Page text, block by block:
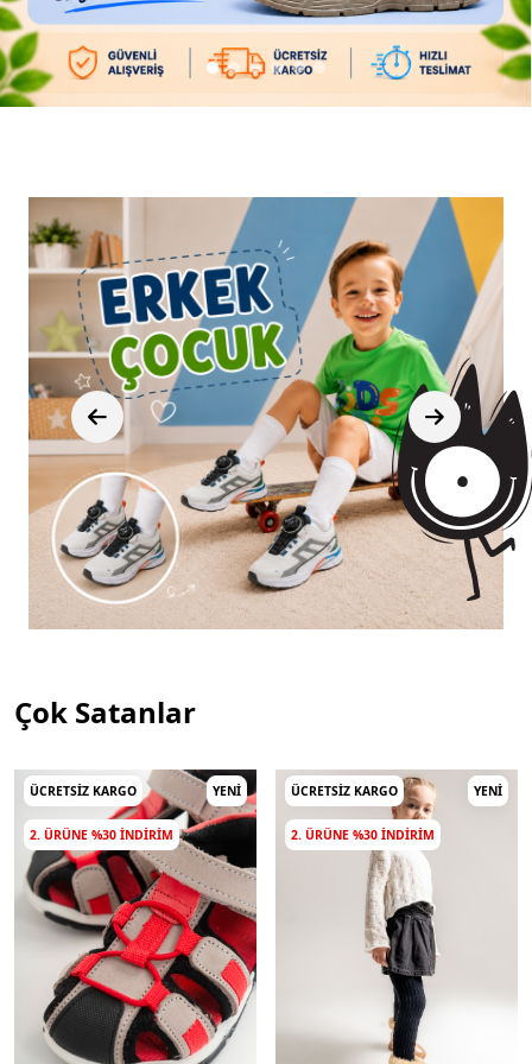
Çok Satanlar
ÜCRETSIZ KARGO YENI
2. ÜRÜNE %30 INDIRIM
ÜCRETSIZ KARGO YENI
2. ÜRÜNE %30 INDIRIM